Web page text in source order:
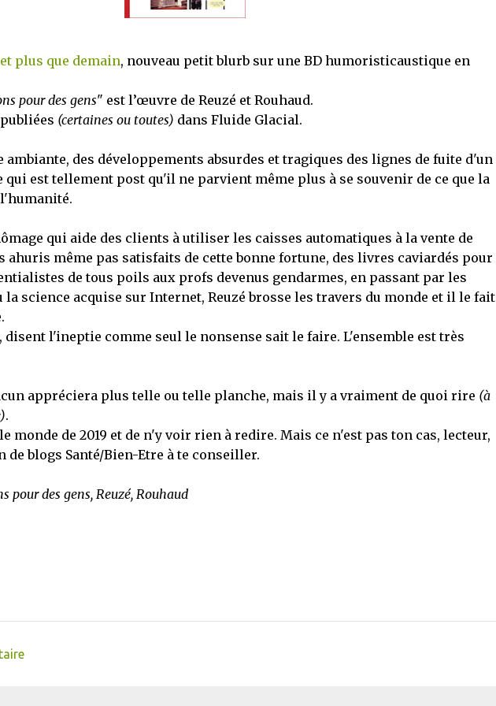
plus que demain, nouveau petit blurb sur une BD humoristicaustique en
pour des gens" est l’œuvre de Reuzé et Rouhaud.
(certaines ou toutes) dans Fluide Glacial.
des développements absurdes et tragiques des lignes de fuite d'un
qui est tellement post qu'il ne parvient même plus à se souvenir de ce que la
qui aide des clients à utiliser les caisses automatiques à la vente de
ahuris même pas satisfaits de cette bonne fortune, des livres caviardés pour
de tous poils aux profs devenus gendarmes, en passant par les
la science acquise sur Internet, Reuzé brosse les travers du monde et il le fait
disent l'ineptie comme seul le nonsense sait le faire. L'ensemble est très
appréciera plus telle ou telle planche, mais il y a vraiment de quoi rire (à
.
monde de 2019 et de n'y voir rien à redire. Mais ce n'est pas ton cas, lecteur,
de blogs Santé/Bien-Etre à te conseiller.
pour des gens, Reuzé, Rouhaud